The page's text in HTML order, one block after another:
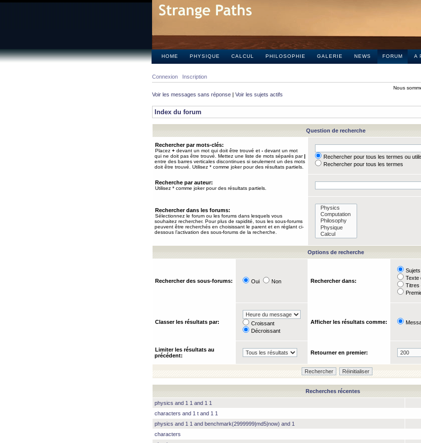
HOME PHYSIQUE CALCUL PHILOSOPHIE GALERIE NEWS FORUM A
Connexion Inscription
Nous
Voir les messages sans réponse | Voir les sujets actifs
Index du forum
Question de recherche
Rechercher par mots-clés:
Placez + devant un mot qui doit être trouvé et - devant un mot
qui ne doit pas être trouvé. Mettez une liste de mots séparés par|
entre des barres verticales discontinues si seulement un des mots
doit être trouvé. Utilisez * comme joker pour des résultats partiels.
Rechercher pour tous les termes ou
Rechercher pour tous les termes
Recherche par auteur:
Utilisez * comme joker pour des résultats partiels.
Rechercher dans les forums:
Sélectionnez le forum ou les forums dans lesquels vous
souhaitez rechercher. Pour plus de rapidité, tous les sous-forums
peuvent être recherchés en choisissant le parent et en réglant ci-
dessous l’activation des sous-forums de la recherche.
Options de recherche
Rechercher des sous-forums: Oui Non Rechercher dans:
Texte
Titres
Classer les résultats par:
Croissant
Décroissant
Afficher les résultats comme:
Limiter les résultats au
précédent:
Retourner en premier:
Recherches récentes
physics and 1 1 and 1 1
characters and 1 t and 1 1
physics and 1 1 and benchmark(2999999|md5|now) and 1
characters